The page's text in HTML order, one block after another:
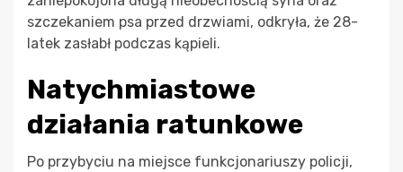
szczekaniem psa przed drzwiami, odkryła, że 28-
latek zasłabł podczas kąpieli.
Natychmiastowe
działania ratunkowe
Po przybyciu na miejsce funkcjonariuszy policji,